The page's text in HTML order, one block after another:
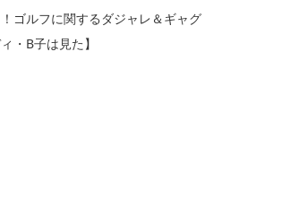
ゴルフに関するダジャレ＆ギャグ
・B子は見た】